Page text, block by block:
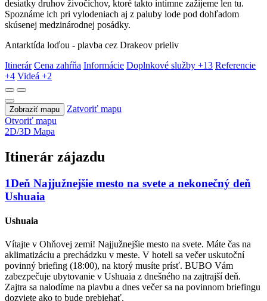
desiatky druhov živočíchov, ktoré takto intímne zažijeme len tu.
Spoznáme ich pri vylodeniach aj z paluby lode pod dohľadom
skúsenej medzinárodnej posádky.
Antarktída loďou - plavba cez Drakeov prieliv
Itinerár Cena zahŕňa Informácie Doplnkové služby +13 Referencie
+4 Videá +2
Zobraziť mapu
Zatvoriť mapu
Otvoriť mapu
2D/3D Mapa
Itinerár zájazdu
1Deň Najjužnejšie mesto na svete a nekonečný deň
Ushuaia
Ushuaia
Vítajte v Ohňovej zemi! Najjužnejšie mesto na svete. Máte čas na
aklimatizáciu a prechádzku v meste. V hoteli sa večer uskutoční
povinný briefing (18:00), na ktorý musíte prísť. BUBO Vám
zabezpečuje ubytovanie v Ushuaia z dnešného na zajtrajší deň.
Zajtra sa nalodíme na plavbu a dnes večer sa na povinnom briefingu
dozviete ako to bude prebiehať.